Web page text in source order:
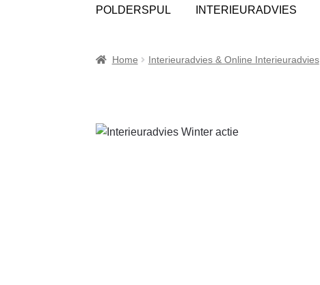
door
naar
POLDERSPUL INTERIEURADVIES
Home Interieuradvies & Online Interieuradvies